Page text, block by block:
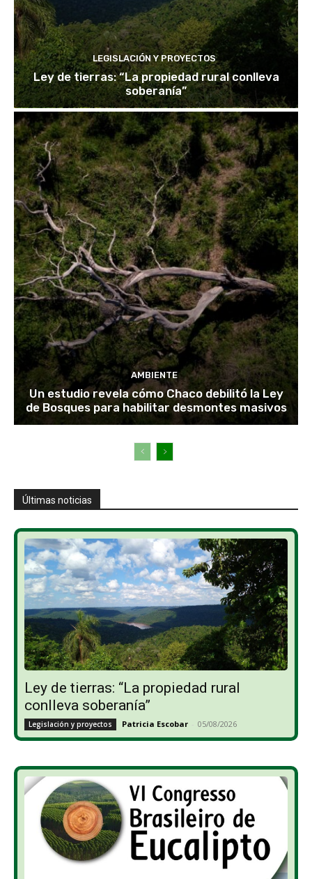
LEGISLACIÓN Y PROYECTOS
Ley de tierras: “La propiedad rural conlleva
soberanía”
AMBIENTE
Un estudio revela cómo Chaco debilitó la Ley
de Bosques para habilitar desmontes masivos
Últimas noticias
Ley de tierras: “La propiedad rural
conlleva soberanía”
Legislación y proyectos Patricia Escobar - 05/08/2026